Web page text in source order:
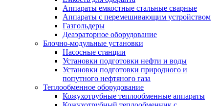
Аппараты емкостные стальные сварные
Аппараты с перемешивающим устройством
Газгольдеры
Деаэраторное оборудование
Блочно-модульные установки
Насосные станции
Установки подготовки нефти и воды
Установки подготовки природного и
попутного нефтяного газа
Теплообменное оборудование
Кожухотрубные теплообменные аппараты